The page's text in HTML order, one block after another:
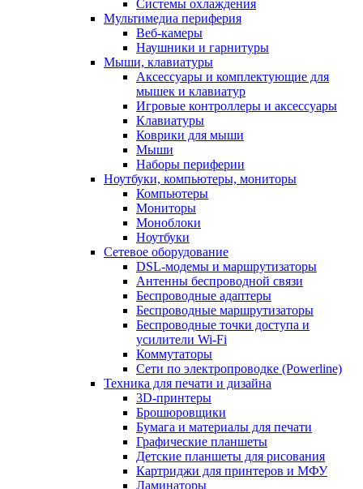
Системы охлаждения
Мультимедиа периферия
Веб-камеры
Наушники и гарнитуры
Мыши, клавиатуры
Аксессуары и комплектующие для
мышек и клавиатур
Игровые контроллеры и аксессуары
Клавиатуры
Коврики для мыши
Мыши
Наборы периферии
Ноутбуки, компьютеры, мониторы
Компьютеры
Мониторы
Моноблоки
Ноутбуки
Сетевое оборудование
DSL-модемы и маршрутизаторы
Антенны беспроводной связи
Беспроводные адаптеры
Беспроводные маршрутизаторы
Беспроводные точки доступа и
усилители Wi-Fi
Коммутаторы
Сети по электропроводке (Powerline)
Техника для печати и дизайна
3D-принтеры
Брошюровщики
Бумага и материалы для печати
Графические планшеты
Детские планшеты для рисования
Картриджи для принтеров и МФУ
Ламинаторы